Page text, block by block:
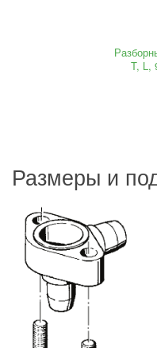
T, L,
Размеры и